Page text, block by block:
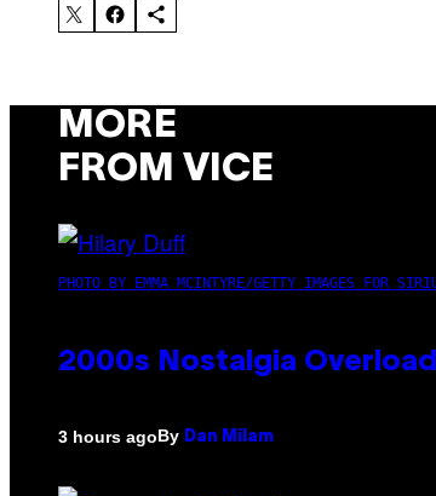
MORE
FROM VICE
PHOTO BY EMMA MCINTYRE/GETTY IMAGES FOR
2000s Nostalgia
3 hours agoBy Dan Milam